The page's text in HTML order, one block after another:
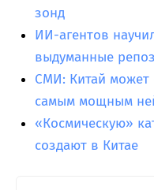
зонд
ИИ-агентов
выдуманные
СМИ: Китай может
самым мощным
«Космическую»
создают в Китае